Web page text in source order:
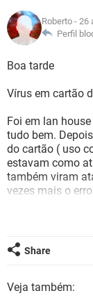
GUIA DE COMPRAS
OUTLOOK
INSTAGRAM
GUIA DE COMPRAS
CELULAR
GLOSSÁRIO
JOGOS
CELULAR
OUTLOOK
GUIA DE COMPRAS
Roberto - 26
Perfil
Boa tarde
Vírus em cartão
Foi em lan
tudo bem.
do cartão ( uso
estavam como
também viram
vezes mais o
ainda isso (
Share
Veja também: